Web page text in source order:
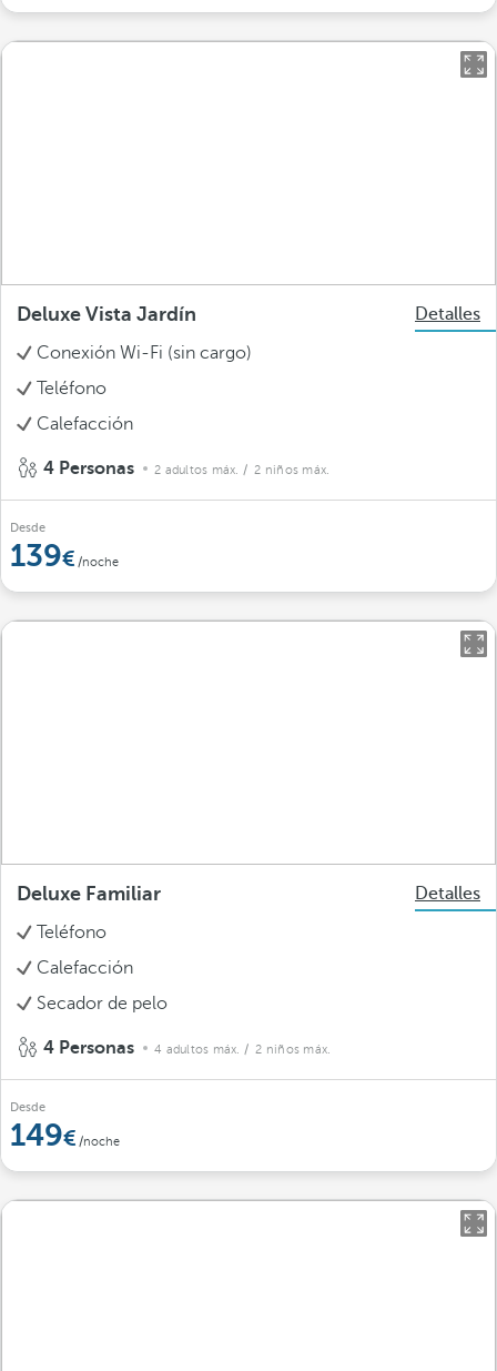
Deluxe Vista Jardín
Detalles
Conexión Wi-Fi (sin cargo)
Teléfono
Calefacción
4 Personas 2 adultos máx. / 2 niños máx.
Desde
139 /noche
Deluxe Familiar
Detalles
Teléfono
Calefacción
Secador de pelo
4 Personas 4 adultos máx. / 2 niños máx.
Desde
149 /noche